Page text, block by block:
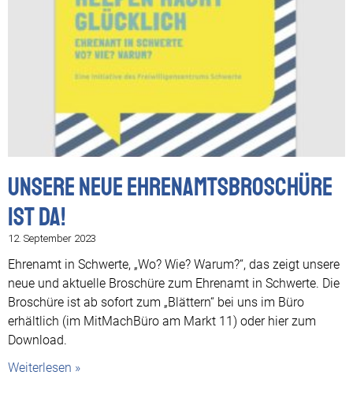
Unsere neue Ehrenamtsbroschüre
ist da!
12. September 2023
Ehrenamt in Schwerte, „Wo? Wie? Warum?“, das zeigt unsere
neue und aktuelle Broschüre zum Ehrenamt in Schwerte. Die
Broschüre ist ab sofort zum „Blättern“ bei uns im Büro
erhältlich (im MitMachBüro am Markt 11) oder hier zum
Download.
Weiterlesen »